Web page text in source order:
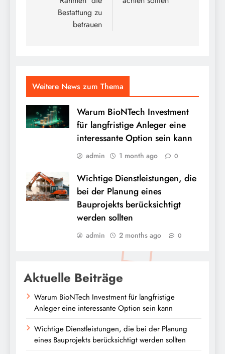
Bestattung zu
betrauen
Weitere News zum Thema
Warum BioNTech Investment
für langfristige Anleger eine
interessante Option sein kann
admin 1 month ago 0
Wichtige Dienstleistungen, die
bei der Planung eines
Bauprojekts berücksichtigt
werden sollten
admin 2 months ago 0
Aktuelle Beiträge
Warum BioNTech Investment für langfristige
Anleger eine interessante Option sein kann
Wichtige Dienstleistungen, die bei der Planung
eines Bauprojekts berücksichtigt werden sollten